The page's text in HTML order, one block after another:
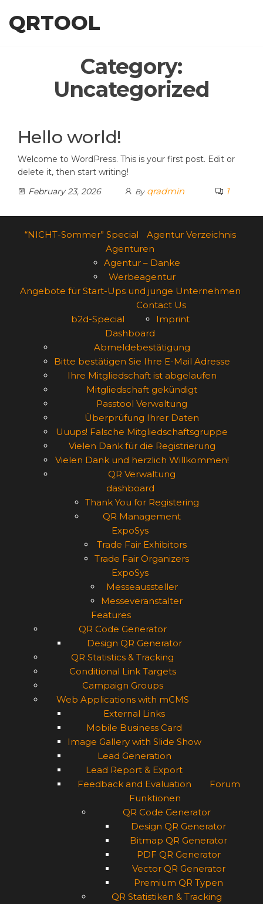
QRTOOL
Category:
Uncategorized
Hello world!
Welcome to WordPress. This is your first post. Edit or
delete it, then start writing!
February 23, 2026
By qradmin 1
“NICHT-Sommer” Special
Agentur Verzeichnis
Agenturen
Agentur – Danke
Werbeagentur
Angebote für Start-Ups und junge Unternehmen
b2d-Special
Contact Us
Imprint
Dashboard
Abmeldebestätigung
Bitte bestätigen Sie Ihre E-Mail Adresse
Ihre Mitgliedschaft ist abgelaufen
Mitgliedschaft gekündigt
Passtool Verwaltung
Überprüfung Ihrer Daten
Uuups! Falsche Mitgliedschaftsgruppe
Vielen Dank für die Registrierung
Vielen Dank und herzlich Willkommen!
QR Verwaltung
dashboard
Thank You for Registering
QR Management
ExpoSys
Trade Fair Exhibitors
Trade Fair Organizers
ExpoSys
Messeaussteller
Messeveranstalter
Features
QR Code Generator
Design QR Generator
QR Statistics & Tracking
Conditional Link Targets
Campaign Groups
Web Applications with mCMS
External Links
Mobile Business Card
Image Gallery with Slide Show
Lead Generation
Lead Report & Export
Feedback and Evaluation
Forum
Funktionen
QR Code Generator
Design QR Generator
Bitmap QR Generator
PDF QR Generator
Vector QR Generator
Premium QR Typen
QR Statistiken & Tracking